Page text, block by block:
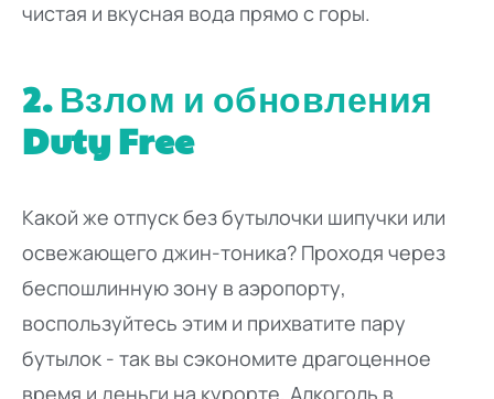
чистая и вкусная вода прямо с горы.
2. Взлом и обновления
Duty Free
Какой же отпуск без бутылочки шипучки или
освежающего джин-тоника? Проходя через
беспошлинную зону в аэропорту,
воспользуйтесь этим и прихватите пару
бутылок - так вы сэкономите драгоценное
время и деньги на курорте. Алкоголь в